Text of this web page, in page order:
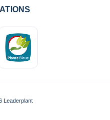
Leaderplant